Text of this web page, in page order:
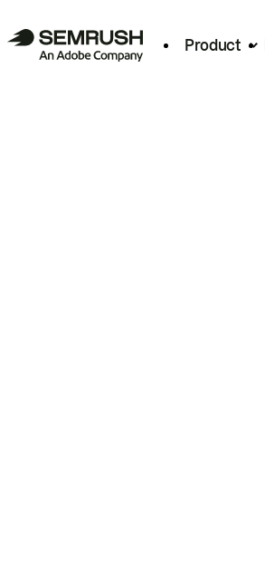
Product